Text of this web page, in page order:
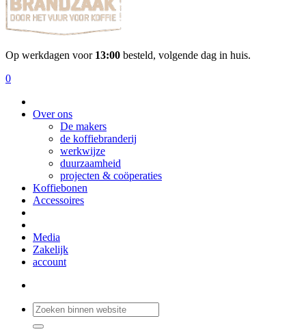
Op werkdagen voor 13:00 besteld, volgende dag in huis.
0
Over ons
De makers
de koffiebranderij
werkwijze
duurzaamheid
projecten & coöperaties
Koffiebonen
Accessoires
Media
Zakelijk
account